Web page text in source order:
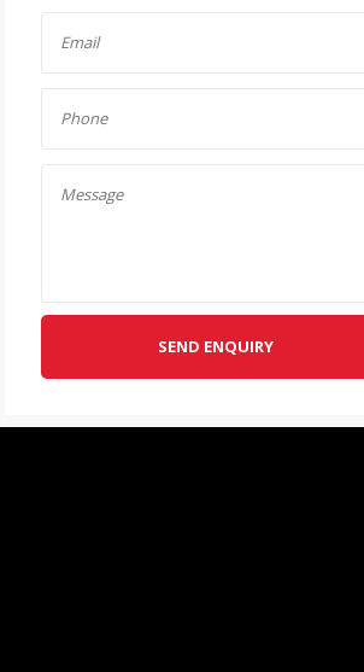
SEND ENQUIRY